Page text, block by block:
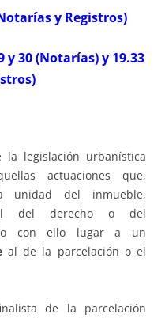
y Registros)
y 30 (Notarías) y 19.33
legislación urbanística
actuaciones que,
unidad del inmueble,
del derecho o del
con ello lugar a un
al de la parcelación o el
de la parcelación